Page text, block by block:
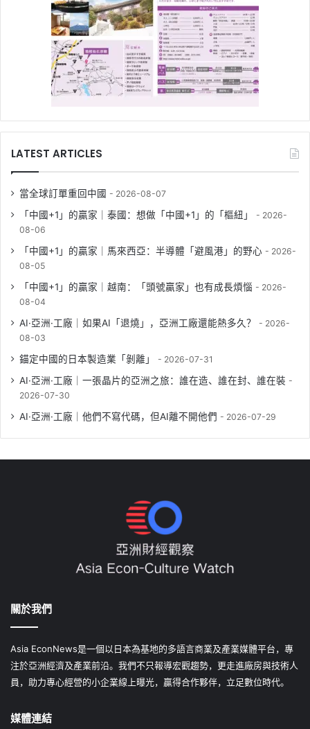
LATEST ARTICLES
當全球訂單重回中國 2026-08-07
「中國+1」的贏家｜泰國：想做「中國+1」的「樞紐」
2026-
08-06
「中國+1」的贏家｜馬來西亞：半導體「避風港」的野心
2026-
08-05
「中國+1」的贏家｜越南：「頭號贏家」也有成長煩惱
2026-
08-04
AI·亞洲·工廠｜如果AI「退燒」，亞洲工廠還能熱多久？
2026-
08-03
錨定中國的日本製造業「剝離」 2026-07-31
AI·亞洲·工廠｜一張晶片的亞洲之旅：誰在造、誰在封、誰在裝
2026-07-30
AI·亞洲·工廠｜他們不寫代碼，但AI離不開他們 2026-07-29
關於我們
Asia EconNews是一個以日本為基地的多語言商業及產業媒體平台，專
注於亞洲經濟及產業前沿。我們不只報導宏觀趨勢，更走進廠房與技術人
員，助力專心經營的小企業線上曝光，贏得合作夥伴，立足數位時代。
媒體連結